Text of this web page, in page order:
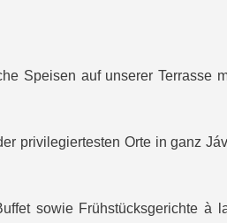
Speisen auf unserer Terrasse
privilegiertesten Orte in ganz
sowie Frühstücksgerichte à